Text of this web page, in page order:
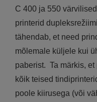
C 400 ja 550
printerid
tähendab, et need
mõlemale küljele kui
paberist. Ta märkis,
kõik teised
poole kiirusega (või